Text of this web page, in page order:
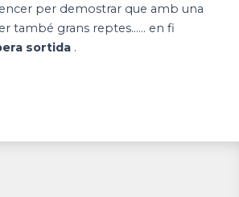
per demostrar que amb una
també grans reptes…… en fi
sortida .